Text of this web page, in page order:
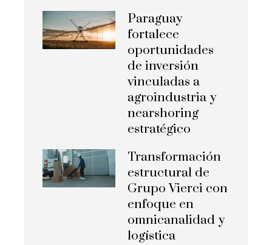
Paraguay
fortalece
oportunidades
de inversión
vinculadas a
agroindustria y
nearshoring
estratégico
Transformación
estructural de
Grupo Vierci con
enfoque en
omnicanalidad y
logística